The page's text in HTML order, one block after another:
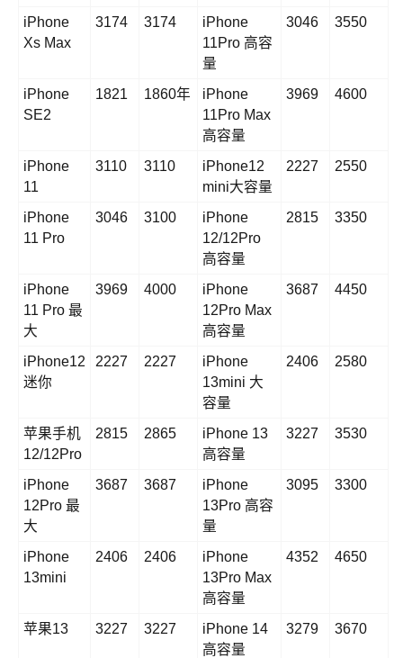
iPhone
Xs Max
3174 3174
iPhone
11Pro 高容
量
3046 3550
iPhone
SE2
1821 1860年
iPhone
11Pro Max
高容量
3969 4600
iPhone
11
3110 3110
iPhone12
mini大容量
2227 2550
iPhone
11 Pro
3046 3100
iPhone
12/12Pro
高容量
2815 3350
iPhone
11 Pro 最
大
3969 4000
iPhone
12Pro Max
高容量
3687 4450
iPhone12
迷你
2227 2227
iPhone
13mini 大
容量
2406 2580
苹果手机
12/12Pro
2815 2865
iPhone 13
高容量
3227 3530
iPhone
12Pro 最
大
3687 3687
iPhone
13Pro 高容
量
3095 3300
iPhone
13mini
2406 2406
iPhone
13Pro Max
高容量
4352 4650
苹果13 3227 3227
iPhone 14
高容量
3279 3670